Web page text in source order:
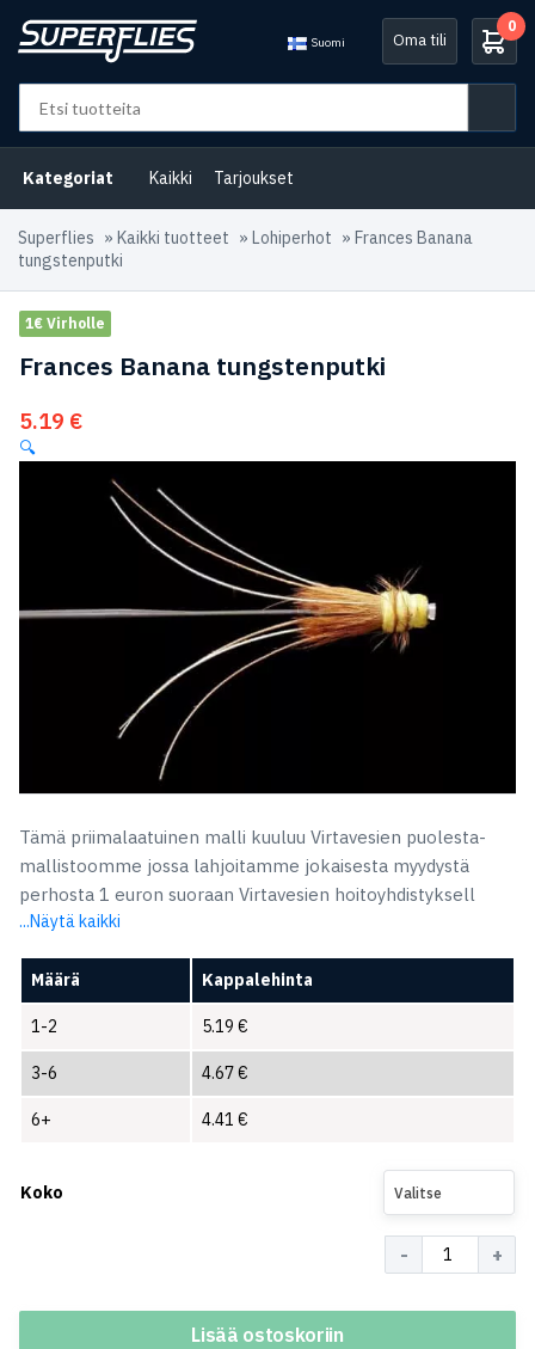
Suomi Oma tili
0
Kategoriat Kaikki Tarjoukset
Superflies » Kaikki tuotteet » Lohiperhot » Frances Banana
tungstenputki
1€ Virholle
Frances Banana tungstenputki
5.19 €
🔍
Tämä priimalaatuinen malli kuuluu Virtavesien puolesta-
mallistoomme jossa lahjoitamme jokaisesta myydystä
perhosta 1 euron suoraan Virtavesien hoitoyhdistyksell
...Näytä kaikki
Määrä Kappalehinta
1-2 5.19 €
3-6 4.67€
6+ 4.41 €
Koko Valitse
Lisää ostoskoriin